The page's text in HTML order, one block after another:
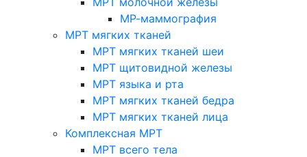
МР-маммография
МРТ мягких тканей
МРТ мягких тканей шеи
МРТ щитовидной железы
МРТ языка и рта
МРТ мягких тканей бедра
МРТ мягких тканей лица
Комплексная МРТ
МРТ всего тела